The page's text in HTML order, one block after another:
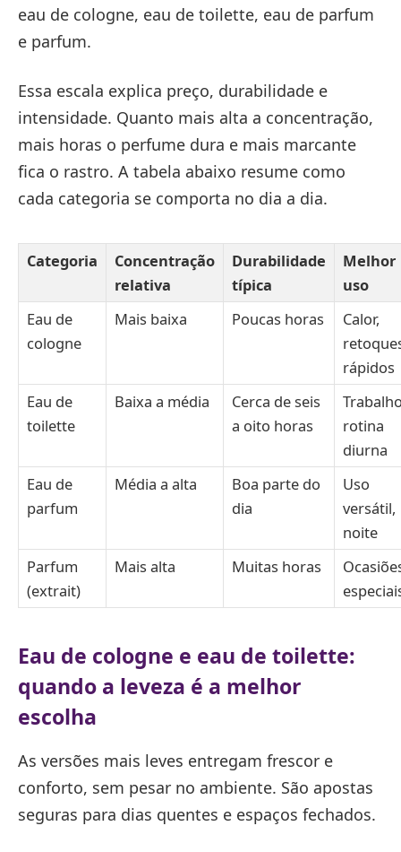
eau de cologne, eau de toilette, eau de parfum
e parfum.
Essa escala explica preço, durabilidade e
intensidade. Quanto mais alta a concentração,
mais horas o perfume dura e mais marcante
fica o rastro. A tabela abaixo resume como
cada categoria se comporta no dia a dia.
Categoria
Concentração
relativa
Durabilidade
típica
Melhor
uso
Eau de
cologne
Mais baixa Poucas horas
Calor,
rápidos
Eau de
toilette
Baixa a média
Cerca de seis
a oito horas
rotina
diurna
Eau de
parfum
Média a alta
Boa parte do
dia
Uso
versátil,
noite
Parfum
(extrait)
Mais alta Muitas horas
Eau de cologne e eau de toilette:
quando a leveza é a melhor
escolha
As versões mais leves entregam frescor e
conforto, sem pesar no ambiente. São apostas
seguras para dias quentes e espaços fechados.